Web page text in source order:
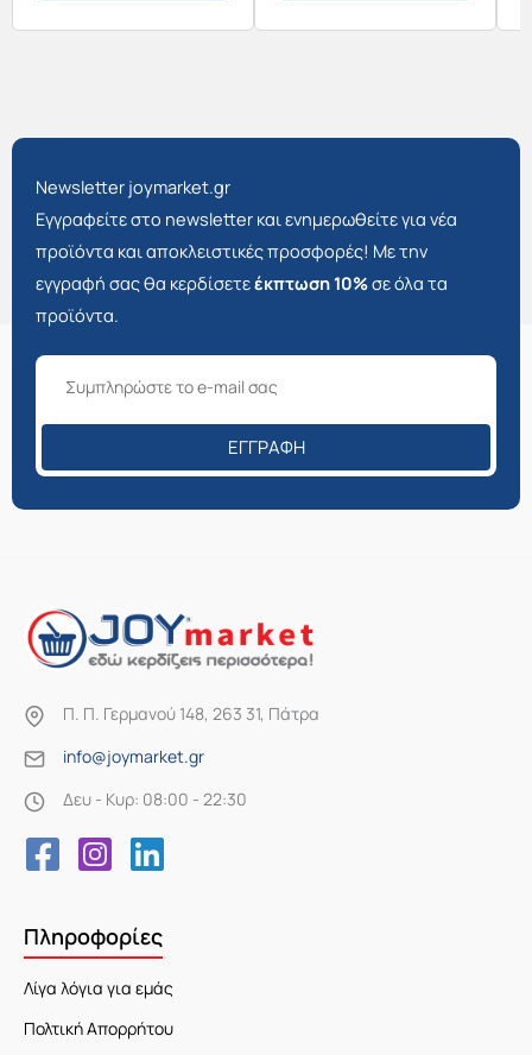
Newsletter joymarket.gr
Εγγραφείτε στο newsletter και ενημερωθείτε για νέα
προϊόντα και αποκλειστικές προσφορές! Με την
εγγραφή σας θα κερδίσετεέκπτωση 10%σε όλα τα
προϊόντα.
ΕΓΓΡΑΦΉ
Π. Π. Γερμανού 148, 263 31, Πάτρα
info@joymarket.gr
Δευ - Κυρ: 08:00 - 22:30
Πληροφορίες
Λίγα λόγια για εμάς
Πολτική Απορρήτου